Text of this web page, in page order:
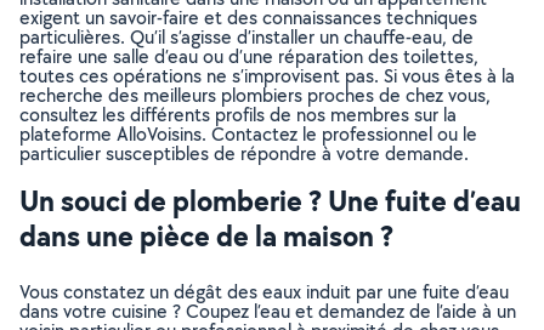
exigent un savoir-faire et des connaissances techniques
particulières. Qu’il s’agisse d’installer un chauffe-eau, de
refaire une salle d’eau ou d’une réparation des toilettes,
toutes ces opérations ne s’improvisent pas. Si vous êtes à la
recherche des meilleurs plombiers proches de chez vous,
consultez les différents profils de nos membres sur la
plateforme AlloVoisins. Contactez le professionnel ou le
particulier susceptibles de répondre à votre demande.
Un souci de plomberie ? Une fuite d’eau
dans une pièce de la maison ?
Vous constatez un dégât des eaux induit par une fuite d’eau
dans votre cuisine ? Coupez l’eau et demandez de l’aide à un